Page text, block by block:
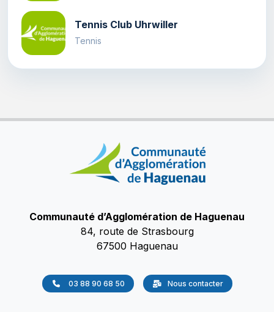
Tennis Club Uhrwiller
Tennis
Communauté d’Agglomération de Haguenau
84, route de Strasbourg
67500 Haguenau
03 88 90 68 50 Nous contacter